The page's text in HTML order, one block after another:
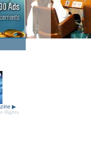
▶
Rights